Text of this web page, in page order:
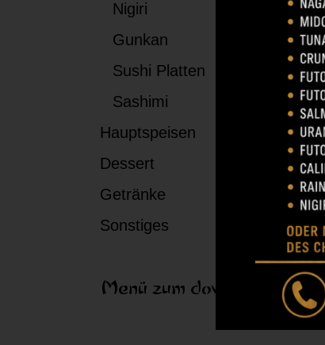
Nigiri
Gunkan
Sushi Platten
Sashimi
Hauptspeisen
Dessert
Getränke
Sonstiges
Menü zum download